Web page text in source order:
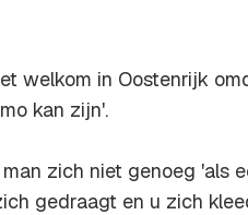
welkom in Oostenrijk
kan zijn'.
zich niet genoeg 'als
gedraagt en u zich